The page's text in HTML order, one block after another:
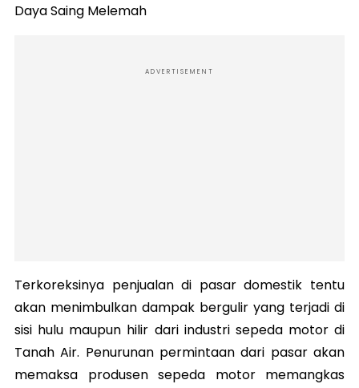
Daya Saing Melemah
ADVERTISEMENT
Terkoreksinya penjualan di pasar domestik tentu
akan menimbulkan dampak bergulir yang terjadi di
sisi hulu maupun hilir dari industri sepeda motor di
Tanah Air. Penurunan permintaan dari pasar akan
memaksa produsen sepeda motor memangkas